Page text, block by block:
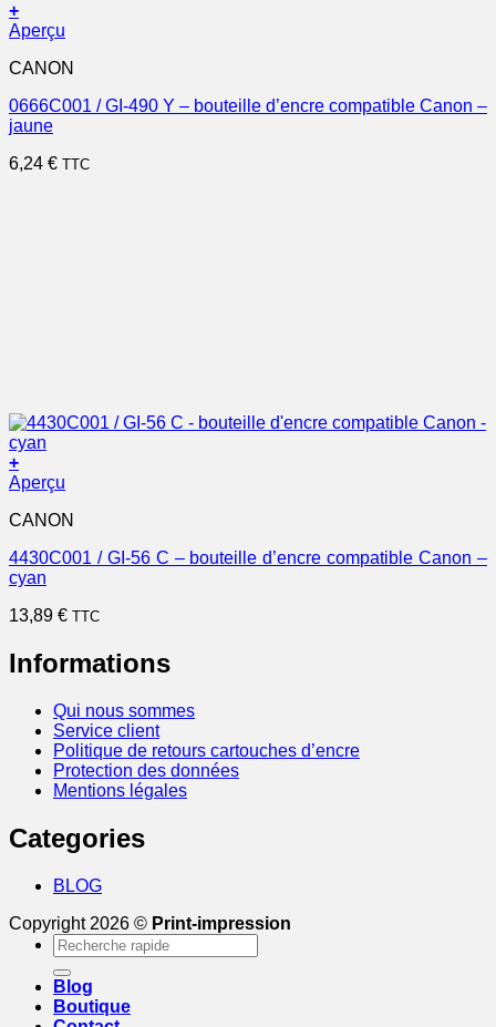
+
Aperçu
CANON
0666C001 / GI-490 Y – bouteille d’encre compatible Canon –
jaune
6,24 € TTC
+
Aperçu
CANON
4430C001 / GI-56 C – bouteille d’encre compatible Canon –
cyan
13,89 € TTC
Informations
Qui nous sommes
Service client
Politique de retours cartouches d’encre
Protection des données
Mentions légales
Categories
BLOG
Copyright 2026 © Print-impression
Recherche
pour :
Blog
Boutique